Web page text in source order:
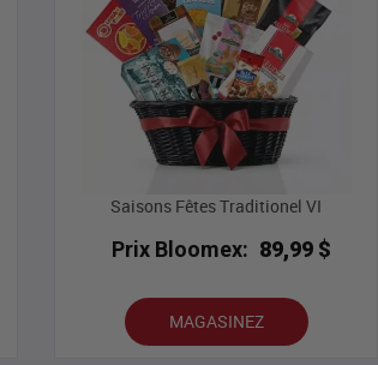
Saisons Fêtes Traditionel VI
Prix Bloomex: 89,99 $
MAGASINEZ